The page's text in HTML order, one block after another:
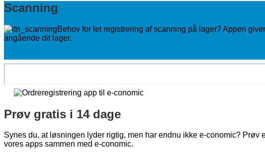
Scanning
Behov for let registrering af scanning på lager? Appen
angående dit lager.
Prøv gratis i 14 dage
Synes du, at løsningen lyder rigtig, men har endnu ikke e-conomic?
vores apps sammen med e-conomic.